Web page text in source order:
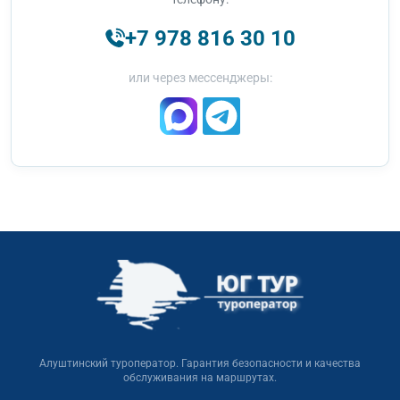
+7 978 816 30 10
или через мессенджеры:
Алуштинский туроператор. Гарантия безопасности и качества
обслуживания на маршрутах.